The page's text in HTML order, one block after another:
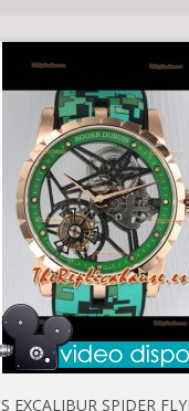
EXCALIBUR SPIDER